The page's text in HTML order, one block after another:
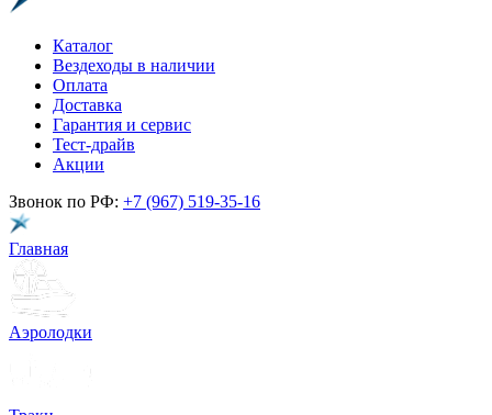
Каталог
Вездеходы в наличии
Оплата
Доставка
Гарантия и сервис
Тест-драйв
Акции
Звонок по РФ: +7 (967) 519-35-16
Главная
Аэролодки